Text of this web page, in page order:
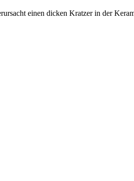
einen dicken Kratzer in der